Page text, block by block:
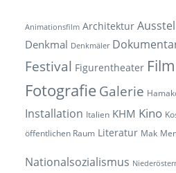
Animationsfilm Architektur
Denkmal Denkmäler
Festival Figurentheater Film
Fotografie Galerie
Installation Italien KHM Kino
öffentlichen Raum Literatur Mak
Nationalsozialismus